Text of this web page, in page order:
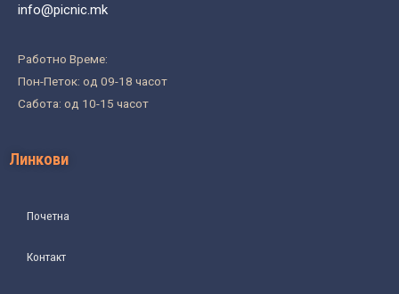
info@picnic.mk
Работно Време:
Пон-Петок: од 09-18 часот
Сабота: од 10-15 часот
Линкови
Почетна
Контакт